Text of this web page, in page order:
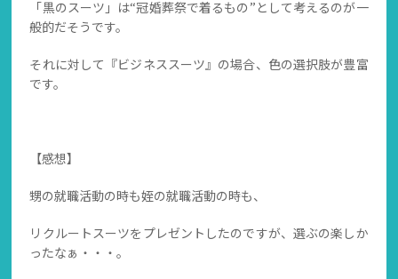
「黒のスーツ」は“冠婚葬祭で着るもの”として考えるのが一
般的だそうです。
それに対して『ビジネススーツ』の場合、色の選択肢が豊富
です。
【感想】
甥の就職活動の時も姪の就職活動の時も、
リクルートスーツをプレゼントしたのですが、選ぶの楽しか
ったなぁ・・・。